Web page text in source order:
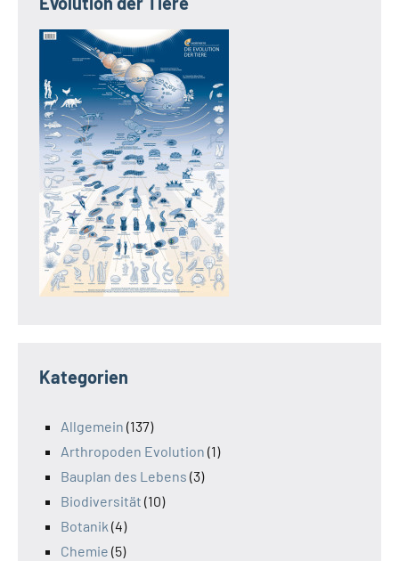
Kategorien
Allgemein (137)
Arthropoden Evolution (1)
Bauplan des Lebens (3)
Biodiversität (10)
Botanik (4)
Chemie (5)